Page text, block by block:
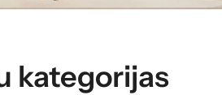
kategorijas